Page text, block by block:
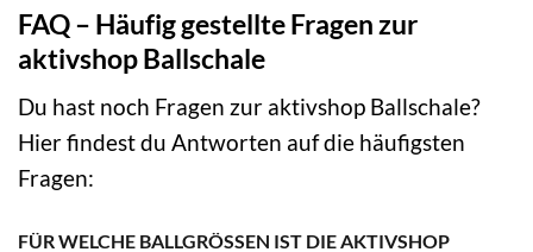
FAQ – Häufig gestellte Fragen zur
aktivshop Ballschale
Du hast noch Fragen zur aktivshop Ballschale?
Hier findest du Antworten auf die häufigsten
Fragen:
FÜR WELCHE BALLGRÖSSEN IST DIE AKTIVSHOP B